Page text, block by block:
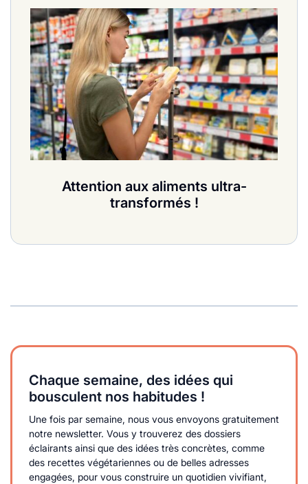
Attention aux aliments ultra-
transformés !
Chaque semaine, des idées qui
bousculent nos habitudes !
Une fois par semaine, nous vous envoyons gratuitement
notre newsletter. Vous y trouverez des dossiers
éclairants ainsi que des idées très concrètes, comme
des recettes végétariennes ou de belles adresses
engagées, pour vous construire un quotidien vivifiant,